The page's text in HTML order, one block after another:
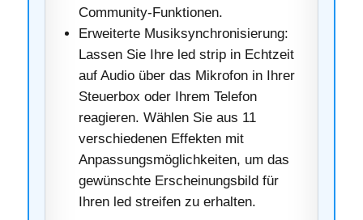
Community-Funktionen.
Erweiterte Musiksynchronisierung:
Lassen Sie Ihre led strip in Echtzeit
auf Audio über das Mikrofon in Ihrer
Steuerbox oder Ihrem Telefon
reagieren. Wählen Sie aus 11
verschiedenen Effekten mit
Anpassungsmöglichkeiten, um das
gewünschte Erscheinungsbild für
Ihren led streifen zu erhalten.